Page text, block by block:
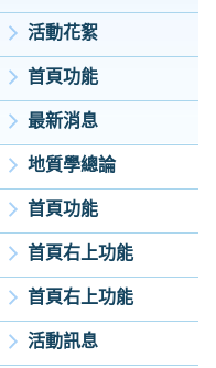
活動花絮
首頁功能
最新消息
地質學總論
首頁功能
首頁右上功能
首頁右上功能
活動訊息